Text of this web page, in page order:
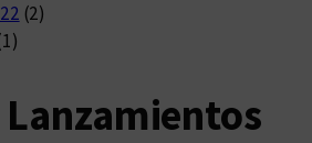
(2)